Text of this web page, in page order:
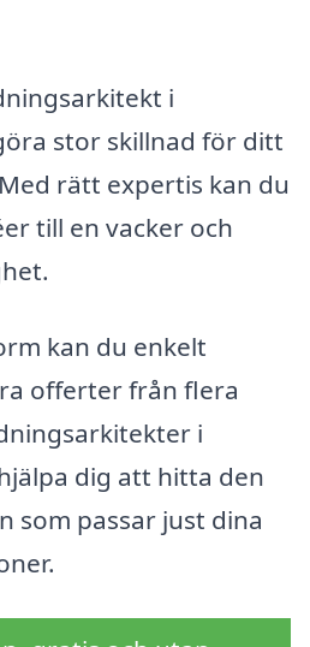
i
stor skillnad för ditt
rätt expertis kan du
till en vacker och
kan du enkelt
offerter från flera
i
dig att hitta den
som passar just dina